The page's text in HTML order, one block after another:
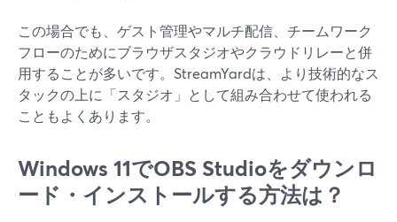
この場合でも、ゲスト管理やマルチ配信、チームワーク
フローのためにブラウザスタジオやクラウドリレーと併
用することが多いです。StreamYardは、より技術的なス
タックの上に「スタジオ」として組み合わせて使われる
こともよくあります。
Windows 11でOBS Studioをダウンロ
ード・インストールする方法は？